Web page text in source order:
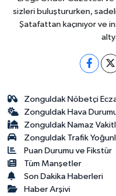
sizleri buluştururken,
Şatafattan kaçınıyor ve
Zonguldak Nöbetçi
Zonguldak Hava
Zonguldak Namaz
Zonguldak Trafik
Puan Durumu ve Fikstür
Tüm Manşetler
Son Dakika Haberleri
Haber Arşivi